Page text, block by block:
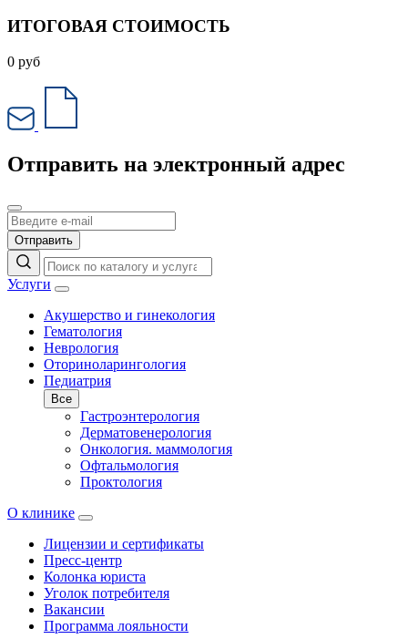
ИТОГОВАЯ СТОИМОСТЬ
0 руб
Отправить на электронный адрес
Отправить
Услуги
Акушерство и гинекология
Гематология
Неврология
Оториноларингология
Педиатрия
Все
Гастроэнтерология
Дерматовенерология
Онкология. маммология
Офтальмология
Проктология
О клинике
Лицензии и сертификаты
Пресс-центр
Колонка юриста
Уголок потребителя
Вакансии
Программа лояльности